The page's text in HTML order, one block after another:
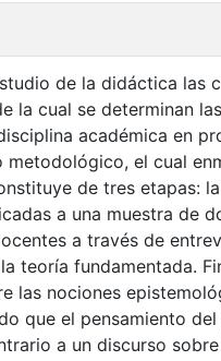
de la didáctica las
la cual se determinan
académica en
el cual
de tres etapas:
a una muestra de
a través de
teoría fundamentada.
las nociones
que el pensamiento
a un discurso